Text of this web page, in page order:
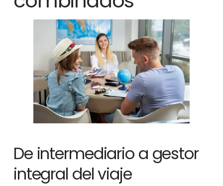
De intermediario a gestor
integral del viaje